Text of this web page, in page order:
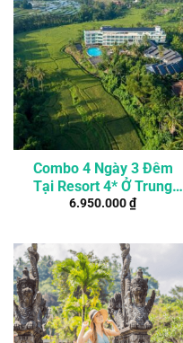
Combo 4 Ngày 3 Đêm
Tại Resort 4* Ở Trung
Tâm Ubud, Bali
6.950.000₫